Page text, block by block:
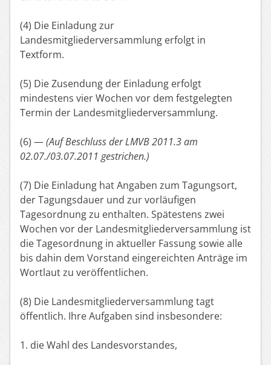
(4) Die Einladung zur
Landesmitgliederversammlung erfolgt in
Textform.
(5) Die Zusendung der Einladung erfolgt
mindestens vier Wochen vor dem festgelegten
Termin der Landesmitgliederversammlung.
(6) —(Auf Beschluss der LMVB 2011.3 am
02.07./03.07.2011 gestrichen.)
(7) Die Einladung hat Angaben zum Tagungsort,
der Tagungsdauer und zur vorläufigen
Tagesordnung zu enthalten. Spätestens zwei
Wochen vor der Landesmitgliederversammlung ist
die Tagesordnung in aktueller Fassung sowie alle
bis dahin dem Vorstand eingereichten Anträge im
Wortlaut zu veröffentlichen.
(8) Die Landesmitgliederversammlung tagt
öffentlich. Ihre Aufgaben sind insbesondere:
1. die Wahl des Landesvorstandes,